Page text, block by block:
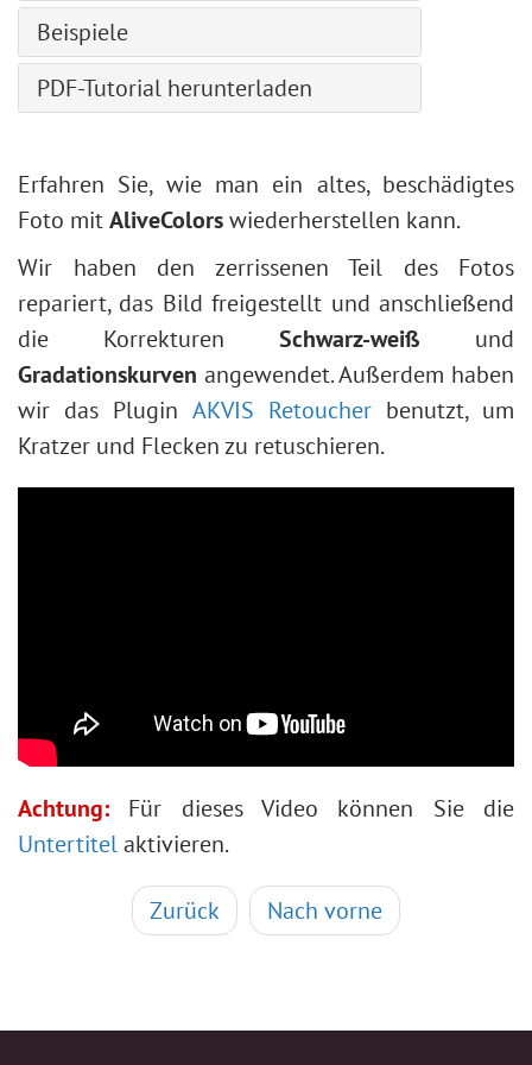
Tonwertangleichung
Rauschen
Sonstige Effekte
Seite aufrollen
Tiefen & Lichter
Scharfzeichnen
Stilisierung
Texturfüllung
Schlüsselfarben
Eingebaute Plugins
Externe Plugins
Wischfinger
Aufhellen
Abdunkeln
Erweiterte Einstellungen
Verwischwerkzeug
Abgerundetes-Rechteck
Ellipse
Kreissektor
Dreieck
Stern
Linienzeichner
Form bearbeiten
Form füllen
Kontur für Formen zuweisen
Freistellen
Perspektivisches Freistellen
Transformieren
Hand
Zoom
Allgemeine Einstellungen
Tonwertkurve
Detailstufe
Presets
Beispiele
Tilt-Shift-Effekt
Benutzerdefinierte Pinsel erstellen
Teilweise Entsättigung
Steingravur-Effekt
Kreativer Glitch-Effekt
Dunkles Foto aufhellen
Gesichts- und Körperformung
Wetter im Foto ändern
Schwarzweißfotos erstellen
Schnelle Beauty-Retusche
Vintage-Effekt
Bilder altern lassen
Farbton anpassen
Augenfarbe ändern
Brille entfernen
Lippenstiftauswahl
PDF-Tutorial herunterladen
Erfahren Sie, wie man ein altes, beschädigtes
Foto mitAliveColorswiederherstellen kann.
Wir haben den zerrissenen Teil des Fotos
repariert, das Bild freigestellt und anschließend
die Korrekturen Schwarz-weiß und
Gradationskurven angewendet. Außerdem haben
wir das Plugin AKVIS Retoucherbenutzt, um
Kratzer und Flecken zu retuschieren.
Achtung: Für dieses Video können Sie die
Untertitelaktivieren.
Zurück Nach vorne